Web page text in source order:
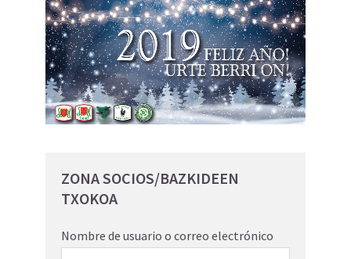
ZONA SOCIOS/BAZKIDEEN
TXOKOA
Nombre de usuario o correo electrónico